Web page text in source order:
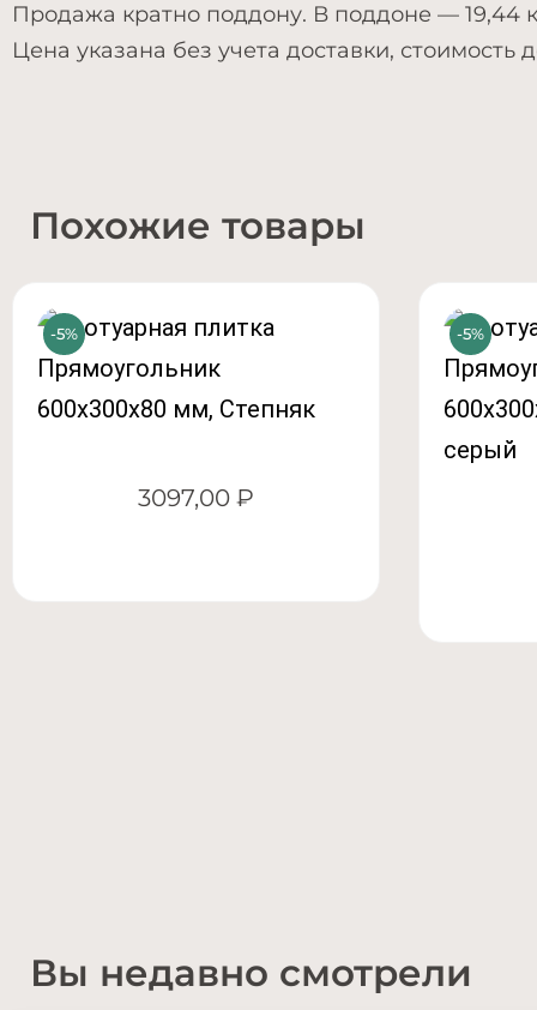
Продажа кратно поддону. В поддоне — 19,44
Цена указана без учета доставки, стоимость
Похожие товары
3097,00 ₽
Вы недавно смотрели